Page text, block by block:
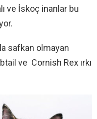
ve İskoç inanlar bu
safkan olmayan
ve Cornish Rex ırkı